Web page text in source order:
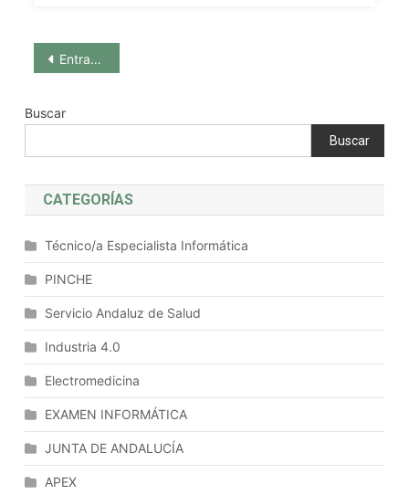
Gestión
Las
La
Información
Las
Comunicaciones
De
Cambio.
Orientación
Al
Navegación
entradas
Entradas anteriores
Buscar
Buscar
CATEGORÍAS
Técnico/a Especialista Informática
PINCHE
Servicio Andaluz de Salud
Industria 4.0
Electromedicina
EXAMEN INFORMÁTICA
JUNTA DE ANDALUCÍA
APEX